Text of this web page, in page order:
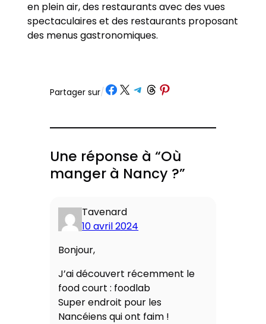
en plein air, des restaurants avec des vues
spectaculaires et des restaurants proposant
des menus gastronomiques.
Partager sur/ Partager sur Facebook
Partager sur X Partager sur Telegram
Partager sur Threads
Partager sur Pinterest
Une réponse à “Où
manger à Nancy ?”
Tavenard
10 avril 2024
Bonjour,
J’ai découvert récemment le
food court : foodlab
Super endroit pour les
Nancéiens qui ont faim !